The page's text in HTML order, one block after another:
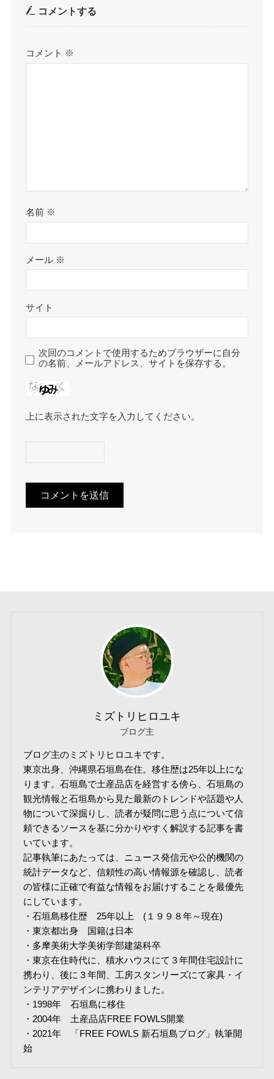
コメントする
コメント ※
名前 ※
メール ※
サイト
次回のコメントで使用するためブラウザーに自分
の名前、メールアドレス、サイトを保存する。
上に表示された文字を入力してください。
ミズトリヒロユキ
ブログ主
ブログ主のミズトリヒロユキです。
東京出身、沖縄県石垣島在住。移住歴は25年以上にな
ります。石垣島で土産品店を経営する傍ら、石垣島の
観光情報と石垣島から見た最新のトレンドや話題や人
物について深掘りし、読者が疑問に思う点について信
頼できるソースを基に分かりやすく解説する記事を書
いています。
記事執筆にあたっては、ニュース発信元や公的機関の
統計データなど、信頼性の高い情報源を確認し、読者
の皆様に正確で有益な情報をお届けすることを最優先
にしています。
・石垣島移住歴 25年以上 (１９９８年～現在)
・東京都出身 国籍は日本
・多摩美術大学美術学部建築科卒
・東京在住時代に、積水ハウスにて３年間住宅設計に
携わり、後に３年間、工房スタンリーズにて家具・イ
ンテリアデザインに携わりました。
・1998年 石垣島に移住
・2004年 土産品店FREE FOWLS開業
・2021年 「FREE FOWLS 新石垣島ブログ」執筆開
始